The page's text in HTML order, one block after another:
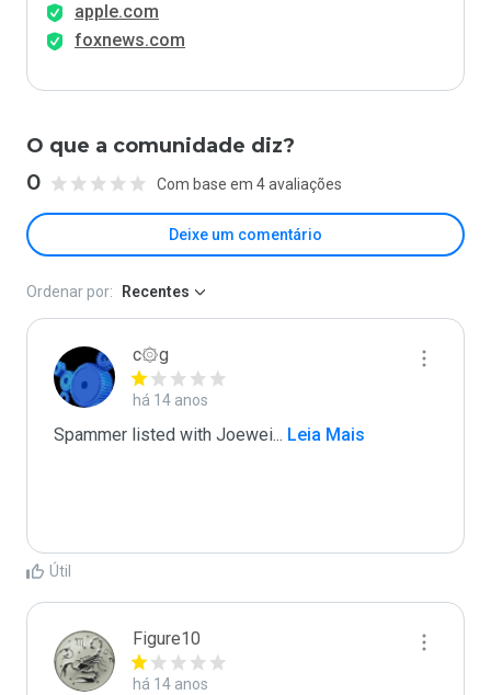
apple.com
foxnews.com
O que a comunidade diz?
0 Com base em 4 avaliações
Deixe um comentário
Ordenar por: Recentes
c۞g
há 14 anos
Spammer listed with Joewei... Leia Mais
Útil
Figure10
há 14 anos